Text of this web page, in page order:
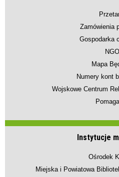
Zamówienia
Gospodarka
NGO
Mapa
Numery kont
Wojskowe Centrum
Instytucje
Ośrodek
Miejska i Powiatowa